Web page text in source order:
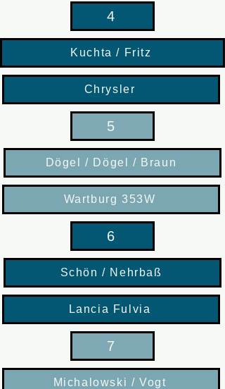
4
Kuchta / Fritz
Chrysler
5
Dögel / Dögel / Braun
Wartburg 353W
6
Schön / Nehrbaß
Lancia Fulvia
7
Michalowski / Vogt